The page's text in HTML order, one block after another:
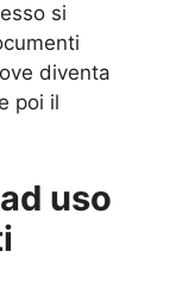
si
diventa
poi il
uso